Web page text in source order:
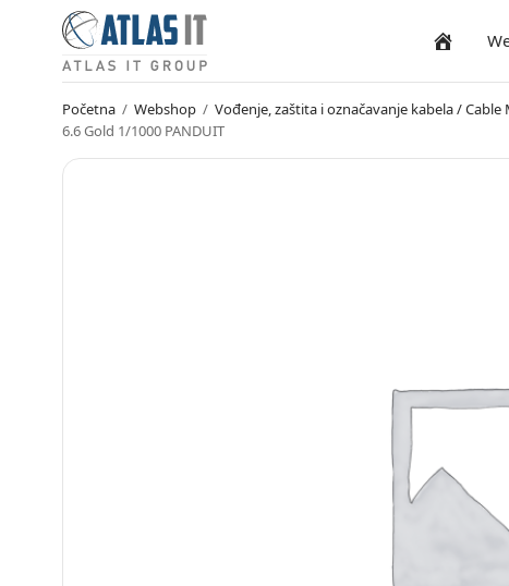
Početna / Webshop / Vođenje, zaštita i označavanje kabela /
6.6 Gold 1/1000 PANDUIT